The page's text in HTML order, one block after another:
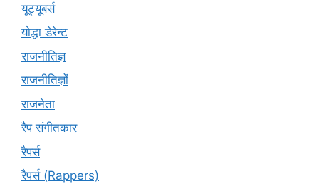
यूट्यूबर्स
योद्धा डेरेन्ट
राजनीतिज्ञ
राजनीतिज्ञों
राजनेता
रैप संगीतकार
रैपर्स
रैपर्स (Rappers)